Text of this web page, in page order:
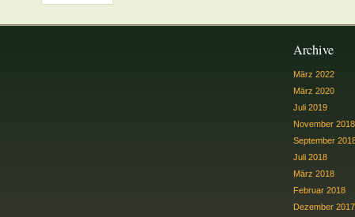
Archive
März 2022
März 2020
Juli 2019
November 2018
September
Juli 2018
März 2018
Februar 2018
Dezember 2017